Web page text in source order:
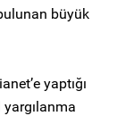
büyük
yaptığı
yargılanma